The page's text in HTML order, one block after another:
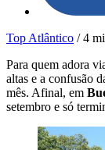
Top Atlântico / 4
Para quem adora
altas e a confusão
mês. Afinal, em
setembro e só